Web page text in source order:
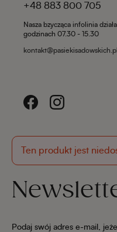
+48 883 800 705
Nasza bzycząca infolinia
godzinach 07.30 - 15.30
kontakt@pasiekisadowskich.pl
Ten produkt jest
Podaj swój adres e-mail,